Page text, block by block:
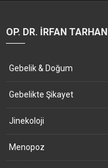
OP. DR. İRFAN TARHAN
Gebelik & Doğum
Gebelikte Şikayet
Jinekoloji
Menopoz